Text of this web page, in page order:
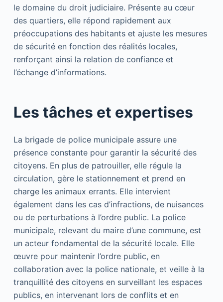
le domaine du droit judiciaire. Présente au cœur
des quartiers, elle répond rapidement aux
préoccupations des habitants et ajuste les mesures
de sécurité en fonction des réalités locales,
renforçant ainsi la relation de confiance et
l’échange d’informations.
Les tâches et expertises
La brigade de police municipale assure une
présence constante pour garantir la sécurité des
citoyens. En plus de patrouiller, elle régule la
circulation, gère le stationnement et prend en
charge les animaux errants. Elle intervient
également dans les cas d’infractions, de nuisances
ou de perturbations à l’ordre public. La police
municipale, relevant du maire d’une commune, est
un acteur fondamental de la sécurité locale. Elle
œuvre pour maintenir l’ordre public, en
collaboration avec la police nationale, et veille à la
tranquillité des citoyens en surveillant les espaces
publics, en intervenant lors de conflits et en